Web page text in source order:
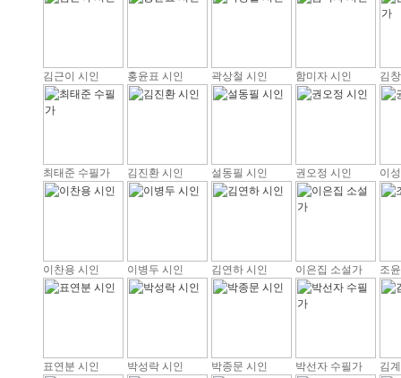
김근이 시인 홍윤표 시인 곽상철 시인 함미자 시인 김
최태준 수필가 김진환 시인 설동필 시인 권오정 시인 이
이찬용 시인 이병두 시인 김연하 시인 이은집 소설가 조
표연분 시인 박성락 시인 박종문 시인 박선자 수필가 김